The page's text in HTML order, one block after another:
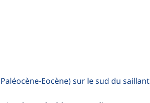
Eocène) sur le sud du saillant